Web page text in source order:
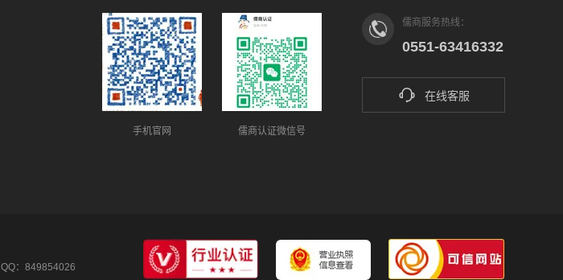
手机官网
儒商认证微信号
儒商服务热线：
0551-63416332
在线客服
QQ：849854026